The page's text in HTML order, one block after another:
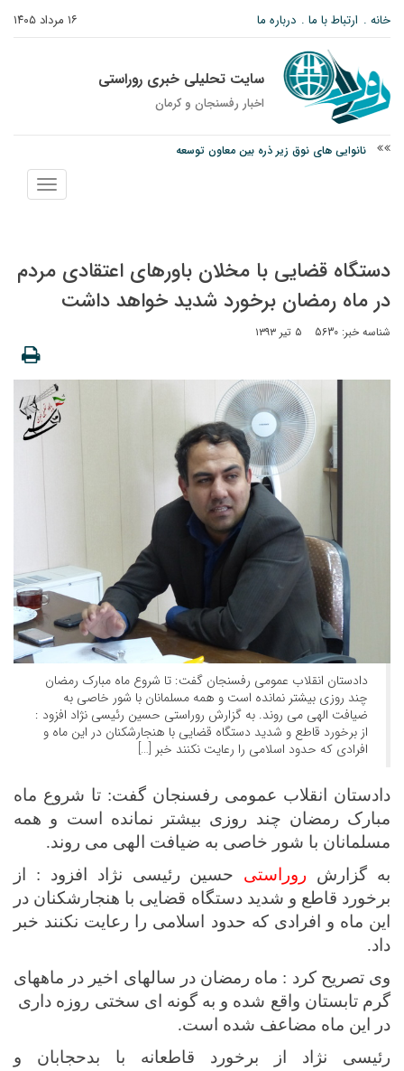
۱۶ مرداد ۱۴۰۵ خانه ارتباط با ما درباره ما
سایت تحلیلی خبری روراستی
اخبار رفسنجان و كرمان
نانوایی های نوق زیر ذره بین معاون توسعه
نمایش
منو
دستگاه قضایی با مخلان باورهای اعتقادی مردم
در ماه رمضان برخورد شدید خواهد داشت
شناسه خبر: 5630 ۵ تیر ۱۳۹۳
دادستان انقلاب عمومی رفسنجان گفت: تا شروع ماه مبارک رمضان
چند روزی بیشتر نمانده است و همه مسلمانان با شور خاصی به
ضیافت الهی می روند. به گزارش روراستی حسین رئیسی نژاد افزود :
از برخورد قاطع و شدید دستگاه قضایی با هنجارشکنان در این ماه و
افرادی که حدود اسلامی را رعایت نکنند خبر […]
دادستان انقلاب عمومی رفسنجان گفت: تا شروع ماه
مبارک رمضان چند روزی بیشتر نمانده است و همه
مسلمانان با شور خاصی به ضیافت الهی می روند.
به گزارش روراستی حسین رئیسی نژاد افزود : از
برخورد قاطع و شدید دستگاه قضایی با هنجارشکنان در
این ماه و افرادی که حدود اسلامی را رعایت نکنند خبر
داد.
وی تصریح کرد : ماه رمضان در سالهای اخیر در ماههای
گرم تابستان واقع شده و به گونه ای سختی روزه داری
در این ماه مضاعف شده است.
رئیسی نژاد از برخورد قاطعانه با بدحجابان و